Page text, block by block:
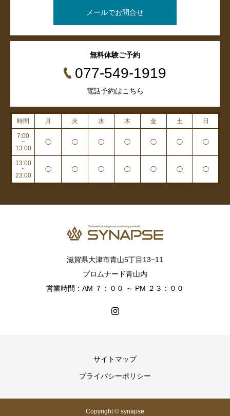
メールでお問合せ
無料体験ご予約
077-549-1919
電話予約はこちら
時間 月 火 水 木 金 土 日
7:00
~
13:00
◯ ◯ ◯ ◯ ◯ ◯ ◯
13:00
~
23:00
◯ ◯ ◯ ◯ ◯ ◯ ◯
滋賀県大津市青山5丁目13−11
プロムナード青山内
営業時間：AM ７：００ ～ PM ２３：００
サイトマップ
プライバシーポリシー
Copyright © synapse